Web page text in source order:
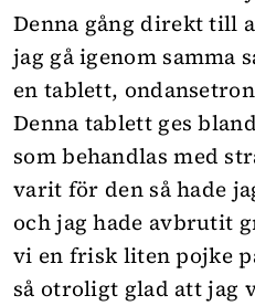
Denna gång direkt till
jag gå igenom samma
en tablett,
Denna tablett ges
som behandlas med
varit för den så hade
och jag hade avbrutit
vi en frisk liten pojke
så otroligt glad att jag